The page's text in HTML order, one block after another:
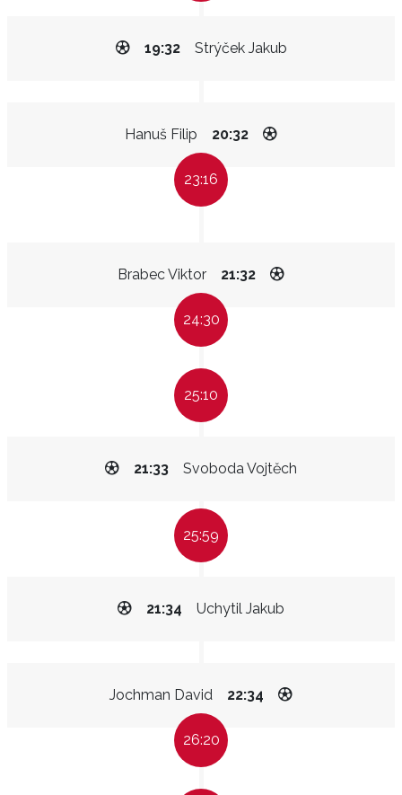
Strýček Jakub
19:32
Hanuš Filip 20:32
23:16
Brabec Viktor 21:32
24:30
25:10
Svoboda Vojtěch
21:33
25:59
Uchytil Jakub
21:34
Jochman David 22:34
26:20